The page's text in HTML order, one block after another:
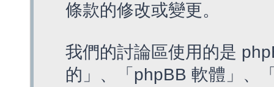
條款的修改或變更。
我們的討論區使用的是
的」、「phpBB 軟體」、